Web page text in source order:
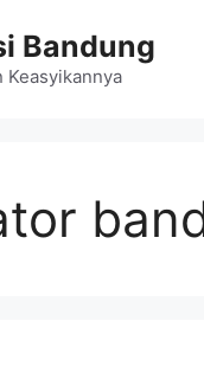
Bandung
Keasyikannya